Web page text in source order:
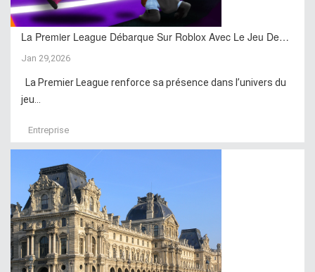
La Premier League Débarque Sur Roblox Avec Le Jeu De…
Jan 29,2026
La Premier League renforce sa présence dans l’univers du
jeu...
Entreprise